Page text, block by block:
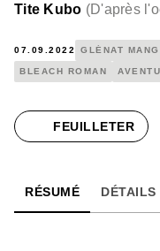
Tite Kubo (D'après
07.09.2022 GLÉNAT
BLEACH ROMAN
FEUILLETER
RÉSUMÉ DÉTAILS